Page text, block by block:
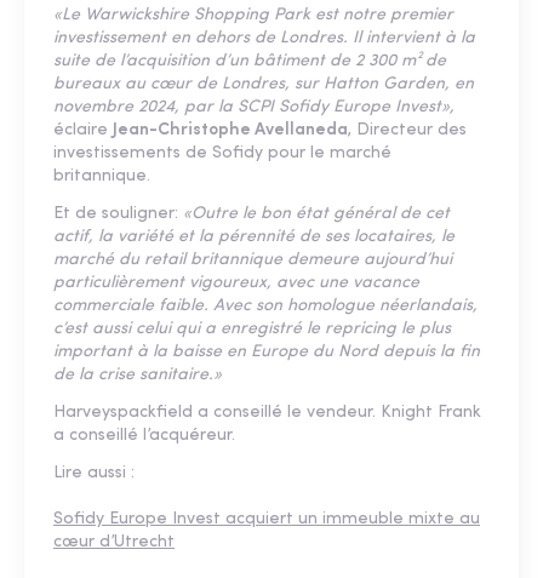
«Le Warwickshire Shopping Park est notre premier
investissement en dehors de Londres. Il intervient à la
suite de l’acquisition d’un bâtiment de 2 300 m² de
bureaux au cœur de Londres, sur Hatton Garden, en
novembre 2024, par la SCPI Sofidy Europe Invest»,
éclaire
Jean-Christophe Avellaneda, Directeur des
investissements de Sofidy pour le marché
britannique.
Et de souligner: «Outre le bon état général de cet
actif, la variété et la pérennité de ses locataires, le
marché du retail britannique demeure aujourd’hui
particulièrement vigoureux, avec une vacance
commerciale faible. Avec son homologue néerlandais,
c’est aussi celui qui a enregistré le repricing le plus
important à la baisse en Europe du Nord depuis la fin
de la crise sanitaire.»
Harveyspackfield a conseillé le vendeur. Knight Frank
a conseillé l’acquéreur.
Lire aussi :
Sofidy Europe Invest acquiert un immeuble mixte au
cœur d’Utrecht